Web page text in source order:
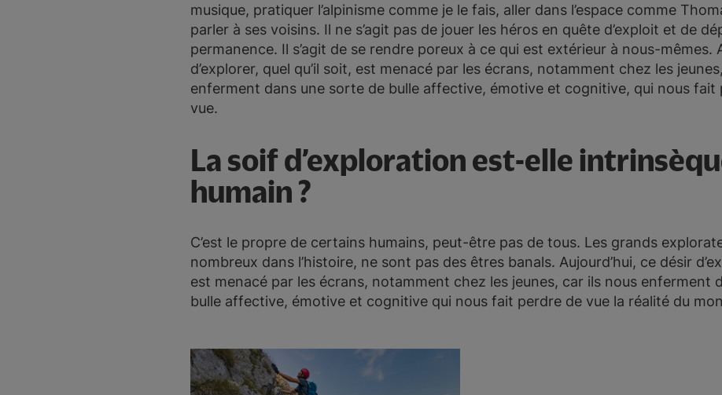
musique, pratiquer l’alpinisme comme je le fais, aller dans l’espace comme
parler à ses voisins. Il ne s’agit pas de jouer les héros en quête d’exploit et de
permanence. Il s’agit de se rendre poreux à ce qui est extérieur à nous-mêmes.
d’explorer, quel qu’il soit, est menacé par les écrans, notamment chez les
enferment dans une sorte de bulle affective, émotive et cognitive, qui nous fait
vue.
La soif d’exploration est-elle
humain ?
C’est le propre de certains humains, peut-être pas de tous. Les grands
nombreux dans l’histoire, ne sont pas des êtres banals. Aujourd’hui, ce désir
est menacé par les écrans, notamment chez les jeunes, car ils nous enferment
bulle affective, émotive et cognitive qui nous fait perdre de vue la réalité du